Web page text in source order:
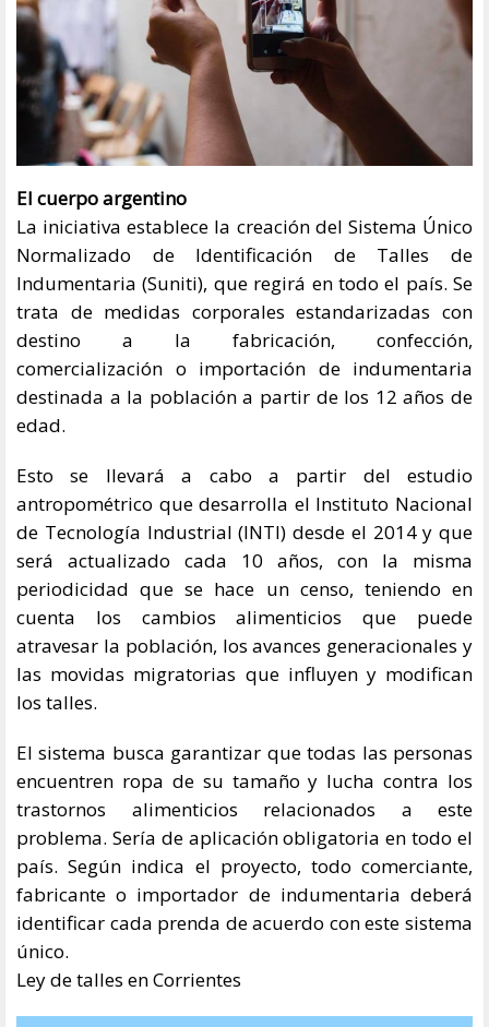
El cuerpo argentino
La iniciativa establece la creación del Sistema Único
Normalizado de Identificación de Talles de
Indumentaria (Suniti), que regirá en todo el país. Se
trata de medidas corporales estandarizadas con
destino a la fabricación, confección,
comercialización o importación de indumentaria
destinada a la población a partir de los 12 años de
edad.
Esto se llevará a cabo a partir del estudio
antropométrico que desarrolla el Instituto Nacional
de Tecnología Industrial (INTI) desde el 2014 y que
será actualizado cada 10 años, con la misma
periodicidad que se hace un censo, teniendo en
cuenta los cambios alimenticios que puede
atravesar la población, los avances generacionales y
las movidas migratorias que influyen y modifican
los talles.
El sistema busca garantizar que todas las personas
encuentren ropa de su tamaño y lucha contra los
trastornos alimenticios relacionados a este
problema. Sería de aplicación obligatoria en todo el
país. Según indica el proyecto, todo comerciante,
fabricante o importador de indumentaria deberá
identificar cada prenda de acuerdo con este sistema
único.
Ley de talles en Corrientes